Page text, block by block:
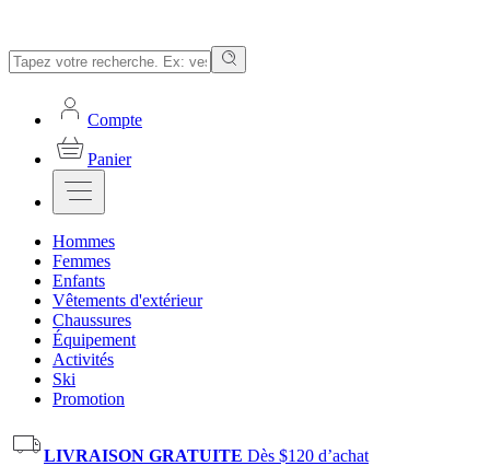
Compte
Panier
Hommes
Femmes
Enfants
Vêtements d'extérieur
Chaussures
Équipement
Activités
Ski
Promotion
LIVRAISON GRATUITE Dès $120 d’achat